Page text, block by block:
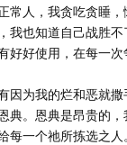
常人，我贪吃贪睡
我也知道自己战胜
好好使用，在每一
因为我的烂和恶就
典。恩典是昂贵的
每一个祂所拣选之